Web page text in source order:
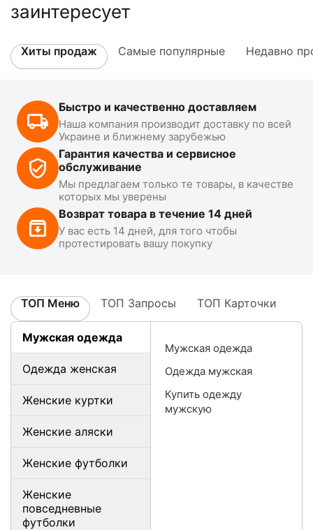
заинтересует
Хиты продаж Самые популярные Недавно
Быстро и качественно доставляем
Наша компания производит доставку по всей
Украине и ближнему зарубежью
Гарантия качества и сервисное
обслуживание
Мы предлагаем только те товары, в качестве
которых мы уверены
Возврат товара в течение 14 дней
У вас есть 14 дней, для того чтобы
протестировать вашу покупку
ТОП Меню ТОП Запросы ТОП Карточки
Мужская одежда
Одежда женская
Женские куртки
Женские аляски
Женские футболки
Женские
повседневные
футболки
Мужская одежда
Одежда мужская
Купить одежду
мужскую